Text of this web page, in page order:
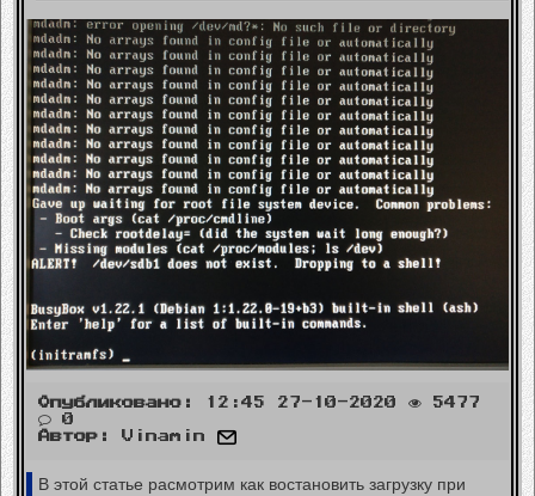
Опубликовано: 12:45 27-10-2020
5477
0
Автор:
Vinamin
В этой статье расмотрим как востановить загрузку при